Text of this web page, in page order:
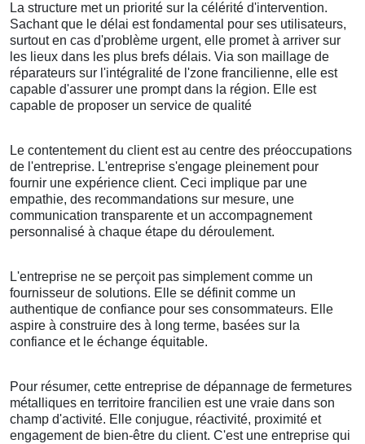
La structure met un priorité sur la célérité d'intervention.
Sachant que le délai est fondamental pour ses utilisateurs,
surtout en cas d'problème urgent, elle promet à arriver sur
les lieux dans les plus brefs délais. Via son maillage de
réparateurs sur l'intégralité de l'zone francilienne, elle est
capable d'assurer une prompt dans la région. Elle est
capable de proposer un service de qualité
Le contentement du client est au centre des préoccupations
de l'entreprise. L'entreprise s'engage pleinement pour
fournir une expérience client. Ceci implique par une
empathie, des recommandations sur mesure, une
communication transparente et un accompagnement
personnalisé à chaque étape du déroulement.
L'entreprise ne se perçoit pas simplement comme un
fournisseur de solutions. Elle se définit comme un
authentique de confiance pour ses consommateurs. Elle
aspire à construire des à long terme, basées sur la
confiance et le échange équitable.
Pour résumer, cette entreprise de dépannage de fermetures
métalliques en territoire francilien est une vraie dans son
champ d'activité. Elle conjugue, réactivité, proximité et
engagement de bien-être du client. C'est une entreprise qui